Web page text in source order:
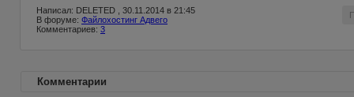
Написал: DELETED , 30.11.2014 в 21:45
В форуме: Файлохостинг Адвего
Комментариев: 3
Комментарии